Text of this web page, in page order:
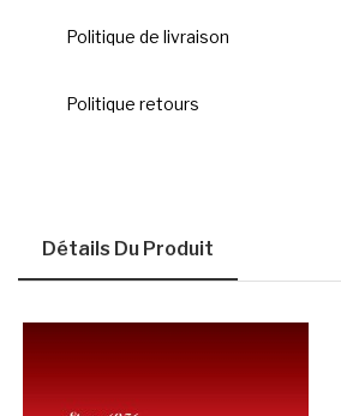
Politique de livraison
Politique retours
Détails Du Produit